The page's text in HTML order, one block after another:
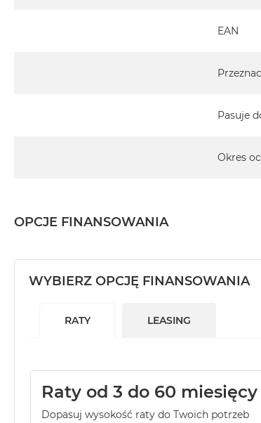
EAN
Pasuje
Okres
OPCJE FINANSOWANIA
WYBIERZ OPCJĘ FINANSOWANIA
RATY LEASING
Raty od 3 do 60 miesięcy
Dopasuj wysokość raty do Twoich potrzeb